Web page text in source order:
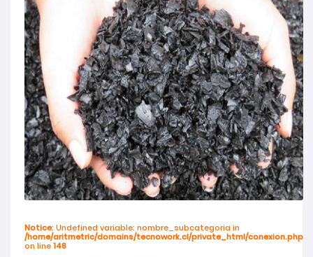
Notice: Undefined variable: nombre_subcategoria in
/home/aritmetric/domains/tecnowork.cl/private_html/conexion.php
on line148